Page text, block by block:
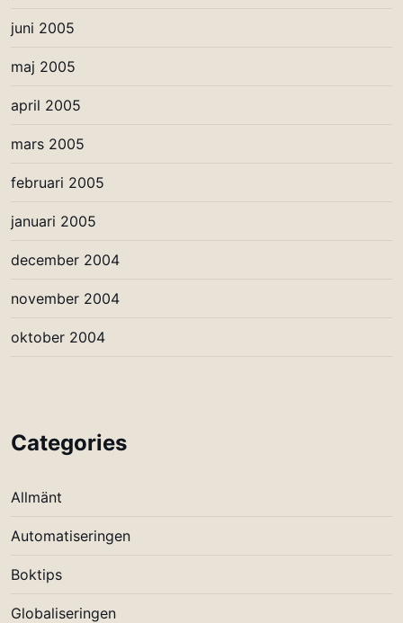
juni 2005
maj 2005
april 2005
mars 2005
februari 2005
januari 2005
december 2004
november 2004
oktober 2004
Categories
Allmänt
Automatiseringen
Boktips
Globaliseringen